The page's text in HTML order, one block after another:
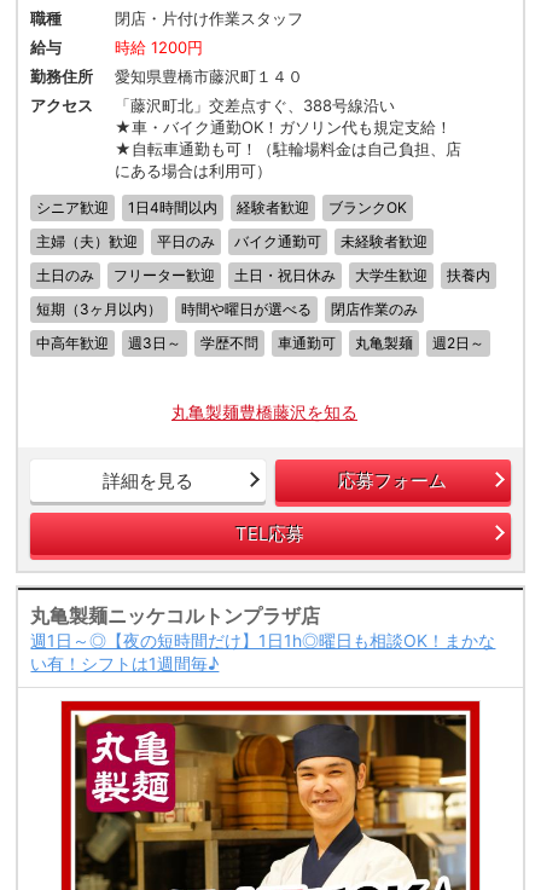
職種
閉店・片付け作業スタッフ
給与
時給 1200円
勤務住所
愛知県豊橋市藤沢町１４０
アクセス
「藤沢町北」交差点すぐ、388号線沿い
★車・バイク通勤OK！ガソリン代も規定支給！
★自転車通勤も可！（駐輪場料金は自己負担、店
にある場合は利用可）
シニア歓迎 1日4時間以内 経験者歓迎
ブランクOK
主婦（夫）歓迎
平日のみ バイク通勤可
未経験者歓迎
土日のみ
フリーター歓迎 土日・祝日休み 大学生歓迎
扶養内
短期（3ヶ月以内）
時間や曜日が選べる
閉店作業のみ
中高年歓迎
週3日～ 学歴不問 車通勤可 丸亀製麺 週2日～
丸亀製麺豊橋藤沢を知る
詳細を見る 応募フォーム
TEL応募
丸亀製麺ニッケコルトンプラザ店
週1日～◎【夜の短時間だけ】1日1h◎曜日も相談OK！まかな
い有！シフトは1週間毎♪